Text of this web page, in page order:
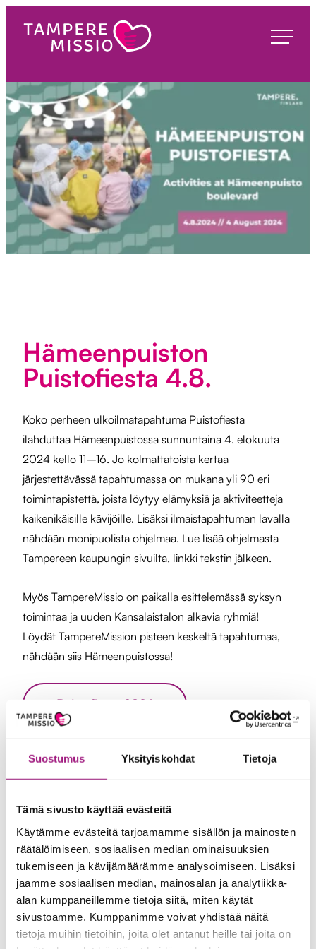
Suostumus Yksityiskohdat Tietoja
Tämä sivusto käyttää evästeitä
Käytämme evästeitä tarjoamamme sisällön ja mainosten
räätälöimiseen, sosiaalisen median ominaisuuksien
tukemiseen ja kävijämäärämme analysoimiseen. Lisäksi
jaamme sosiaalisen median, mainosalan ja analytiikka-
alan kumppaneillemme tietoja siitä, miten käytät
sivustoamme. Kumppanimme voivat yhdistää näitä
tietoja muihin tietoihin, joita olet antanut heille tai joita on
suoraan
sisältöön
TampereMissio
Hämeenpuiston
Puistofiesta 4.8.
Koko perheen ulkoilmatapahtuma Puistofiesta
ilahduttaa Hämeenpuistossa sunnuntaina 4. elokuuta
2024 kello 11–16. Jo kolmattatoista kertaa
järjestettävässä tapahtumassa on mukana yli 90 eri
toimintapistettä, joista löytyy elämyksiä ja aktiviteetteja
kaikenikäisille kävijöille. Lisäksi ilmaistapahtuman lavalla
nähdään monipuolista ohjelmaa. Lue lisää ohjelmasta
Tampereen kaupungin sivuilta, linkki tekstin jälkeen.
Myös TampereMissio on paikalla esittelemässä syksyn
toimintaa ja uuden Kansalaistalon alkavia ryhmiä!
Löydät TampereMission pisteen keskeltä tapahtumaa,
nähdään siis Hämeenpuistossa!
Puistofiesta 2024